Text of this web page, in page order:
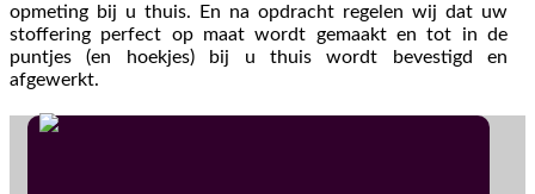
opmeting bij u thuis. En na opdracht regelen wij dat uw
stoffering perfect op maat wordt gemaakt en tot in de
puntjes (en hoekjes) bij u thuis wordt bevestigd en
afgewerkt.